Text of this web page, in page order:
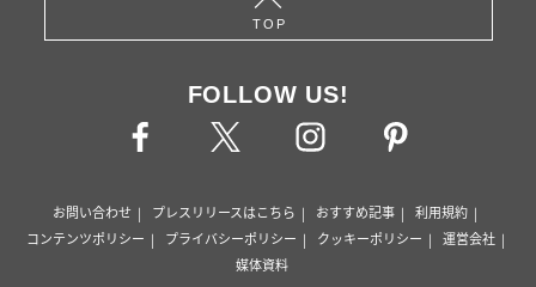
TOP
FOLLOW US!
お問い合わせ プレスリリースはこちら おすすめ記事
利用規約
コンテンツポリシー
プライバシーポリシー クッキーポリシー
運営会社
媒体資料